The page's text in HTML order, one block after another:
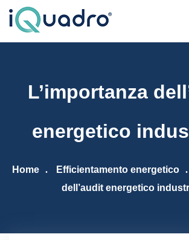
L’importanza
energetico
Home Efficientamento energetico
dell’audit energetico